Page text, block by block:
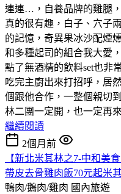
連連…，自養品牌的雞腿
真的很有趣，白子、穴子
的記憶，奇異果冰沙配煙
和多種起司的組合我大愛
點了無酒精的飲料set也非
吃完主廚出來打招呼，居
個跟他合作，一整個親切
林二團一定開，也一定再
繼續閱讀
2個月前
【新北米其林之7-中和美
帶皮去骨雞肉飯70元起米
鴨肉/鵝肉/雞肉 國內旅遊